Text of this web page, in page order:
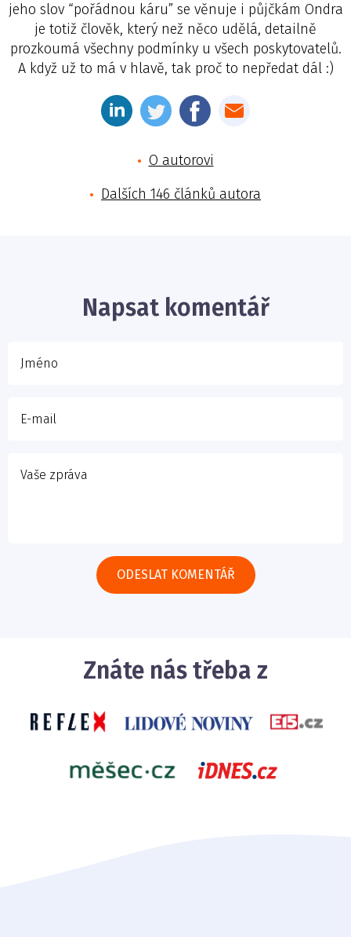
jeho slov “pořádnou káru” se věnuje i půjčkám Ondra
je totiž člověk, který než něco udělá, detailně
prozkoumá všechny podmínky u všech poskytovatelů.
A když už to má v hlavě, tak proč to nepředat dál :)
O autorovi
Dalších 146 článků autora
Napsat komentář
Znáte nás třeba z